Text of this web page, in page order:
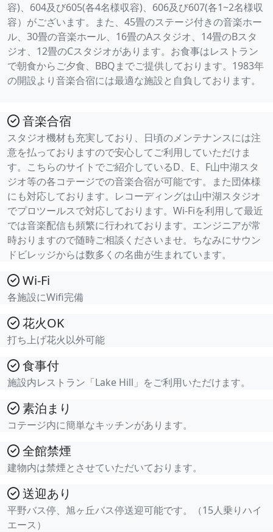
容)、604及び605(各4名様収容)、606及び607(各1~2名様収
容）がございます。また、45畳のステージ付きの音楽ホー
ル、30畳の音楽ホール、16畳のAスタジオ、14畳のBスタ
ジオ、12畳のCスタジオがあります。お食事はレストラン
で朝食からご夕食、BBQまでご提供しております。1983年
の開設より音楽合宿には最適な施設と自負しております。
音楽合宿
スタジオ機材も充実しており、日頃のメンテナンスには注
意を払っておりますので安心してご利用していただけま
す。こちらのサイトでご紹介しているD、E、F山中湖スタ
ジオ等の各コテージでの音楽合宿が可能です。また団体様
にも対応しております。レコーディングは山中湖スタジオ
でプロツールスで対応しております。Wi-Fiを利用して最近
では音楽配信も頻繁に行われております。エンジニアが常
時おりますので随時ご相談くださいませ。ちなみにサウン
ドビレッジからは数多くの名曲が生まれています。
Wi-Fi
各施設にWifi完備
花火OK
打ち上げ花火以外可能
食事付
施設内レストラン「Lake Hill」をご利用いただけます。
素泊まり
コテージ内に簡単なキッチンがあります。
全館禁煙
建物内は禁煙とさせていただいております。
送迎あり
平野バス停、旭ヶ丘バス停送迎可能です。（15人乗りハイ
エース）